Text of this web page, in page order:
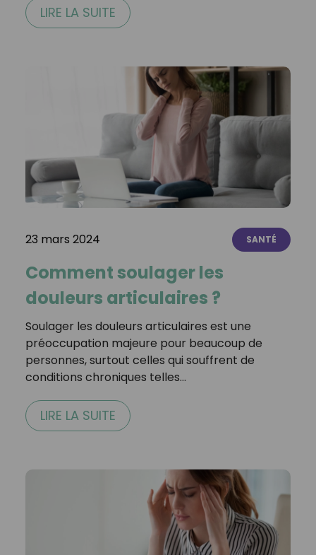
LIRE LA SUITE
23 mars 2024 SANTÉ
Comment soulager les
douleurs articulaires ?
Soulager les douleurs articulaires est une
préoccupation majeure pour beaucoup de
personnes, surtout celles qui souffrent de
conditions chroniques telles…
LIRE LA SUITE